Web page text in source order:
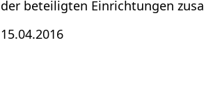
der beteiligten Einrichtungen
15.04.2016